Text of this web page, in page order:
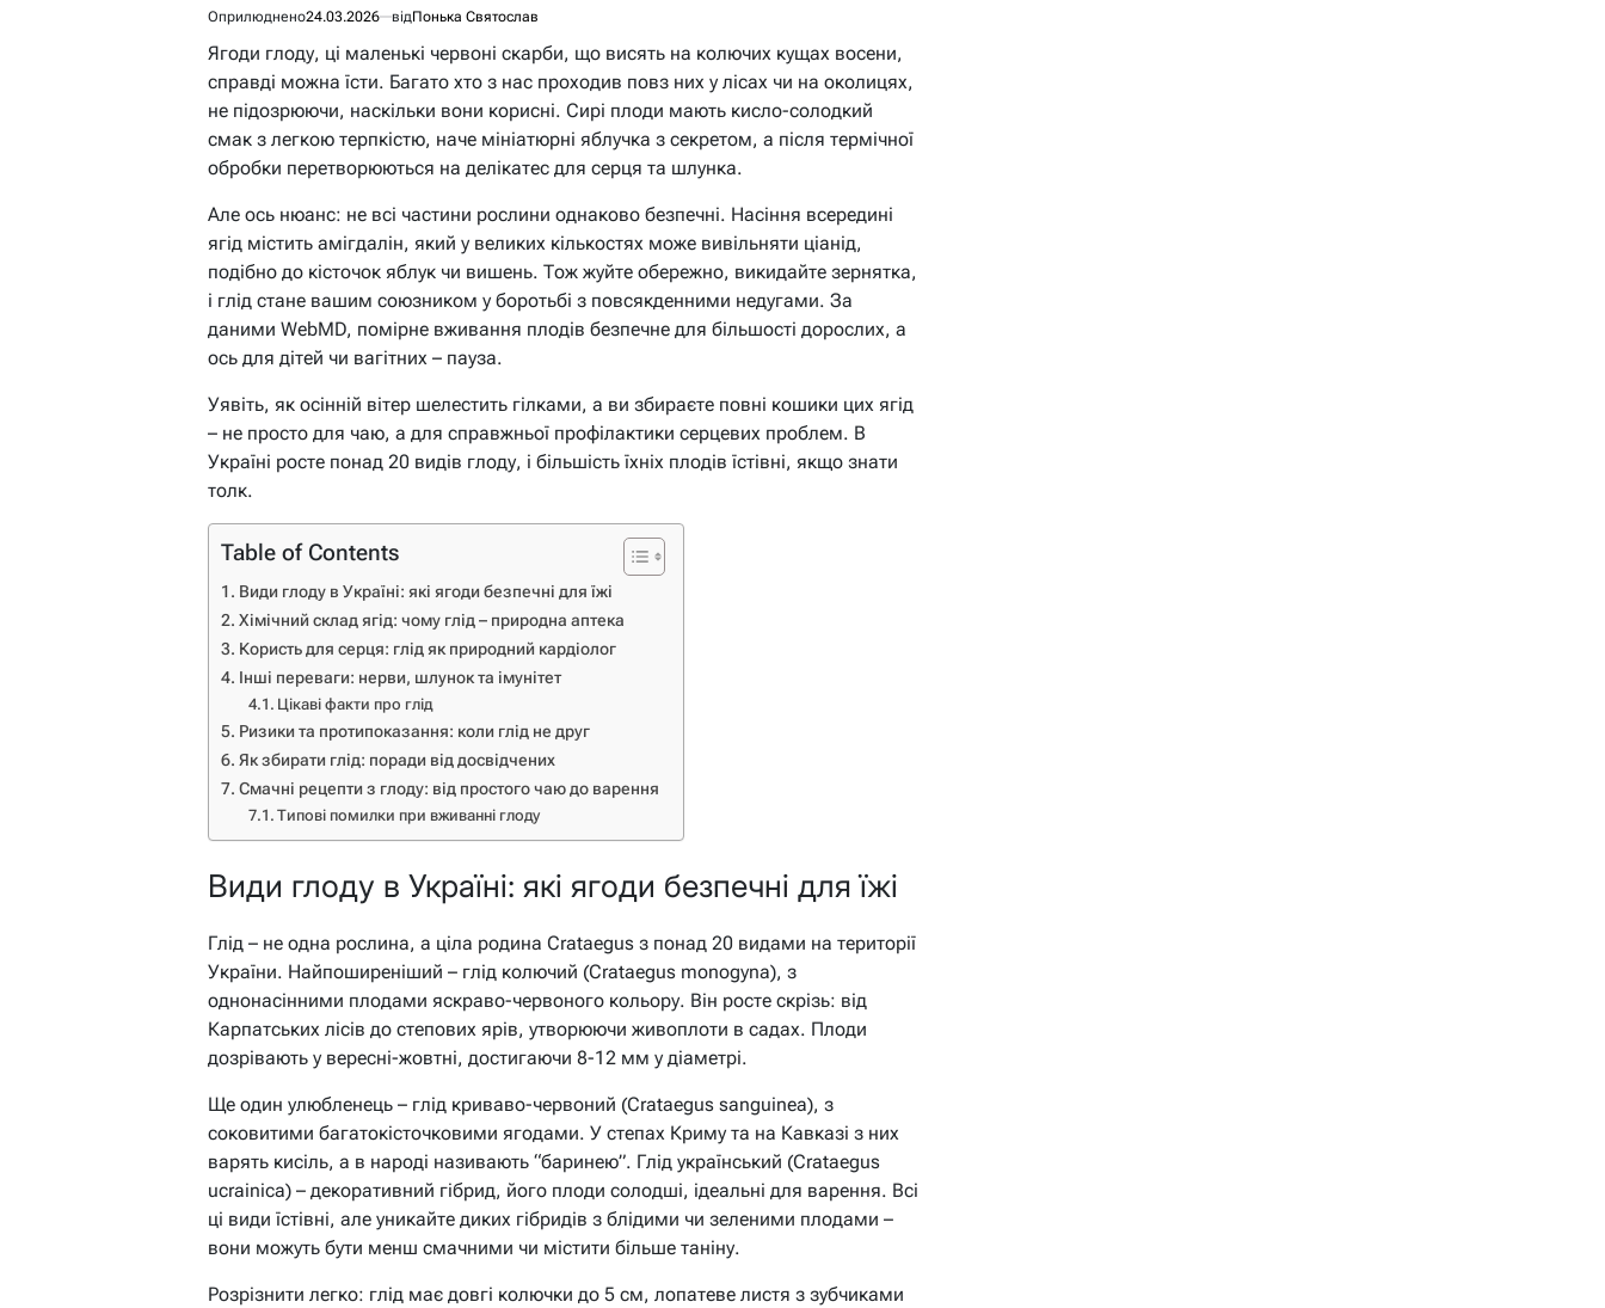
Оприлюднено24.03.2026 відПонька Святослав
Ягоди глоду, ці маленькі червоні скарби, що висять на колючих кущах восени,
справді можна їсти. Багато хто з нас проходив повз них у лісах чи на околицях,
не підозрюючи, наскільки вони корисні. Сирі плоди мають кисло-солодкий
смак з легкою терпкістю, наче мініатюрні яблучка з секретом, а після термічної
обробки перетворюються на делікатес для серця та шлунка.
Але ось нюанс: не всі частини рослини однаково безпечні. Насіння всередині
ягід містить амігдалін, який у великих кількостях може вивільняти ціанід,
подібно до кісточок яблук чи вишень. Тож жуйте обережно, викидайте зернятка,
і глід стане вашим союзником у боротьбі з повсякденними недугами. За
даними WebMD, помірне вживання плодів безпечне для більшості дорослих, а
ось для дітей чи вагітних – пауза.
Уявіть, як осінній вітер шелестить гілками, а ви збираєте повні кошики цих ягід
– не просто для чаю, а для справжньої профілактики серцевих проблем. В
Україні росте понад 20 видів глоду, і більшість їхніх плодів їстівні, якщо знати
толк.
Table of Contents
Види глоду в Україні: які ягоди безпечні для їжі
Хімічний склад ягід: чому глід – природна аптека
Користь для серця: глід як природний кардіолог
Інші переваги: нерви, шлунок та імунітет
Цікаві факти про глід
Ризики та протипоказання: коли глід не друг
Як збирати глід: поради від досвідчених
Смачні рецепти з глоду: від простого чаю до варення
Типові помилки при вживанні глоду
Види глоду в Україні: які ягоди безпечні для їжі
Глід – не одна рослина, а ціла родина Crataegus з понад 20 видами на території
України. Найпоширеніший – глід колючий (Crataegus monogyna), з
однонасінними плодами яскраво-червоного кольору. Він росте скрізь: від
Карпатських лісів до степових ярів, утворюючи живоплоти в садах. Плоди
дозрівають у вересні-жовтні, достигаючи 8-12 мм у діаметрі.
Ще один улюбленець – глід криваво-червоний (Crataegus sanguinea), з
соковитими багатокісточковими ягодами. У степах Криму та на Кавказі з них
варять кисіль, а в народі називають “баринею”. Глід український (Crataegus
ucrainica) – декоративний гібрид, його плоди солодші, ідеальні для варення. Всі
ці види їстівні, але уникайте диких гібридів з блідими чи зеленими плодами –
вони можуть бути менш смачними чи містити більше таніну.
Розрізнити легко: глід має довгі колючки до 5 см, лопатеве листя з зубчиками